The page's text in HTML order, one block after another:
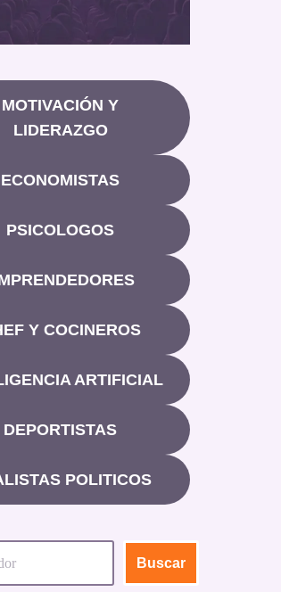
MOTIVACIÓN Y
LIDERAZGO
ECONOMISTAS
PSICOLOGOS
Y COCINEROS
ARTIFICIAL
DEPORTISTAS
POLITICOS
Buscar